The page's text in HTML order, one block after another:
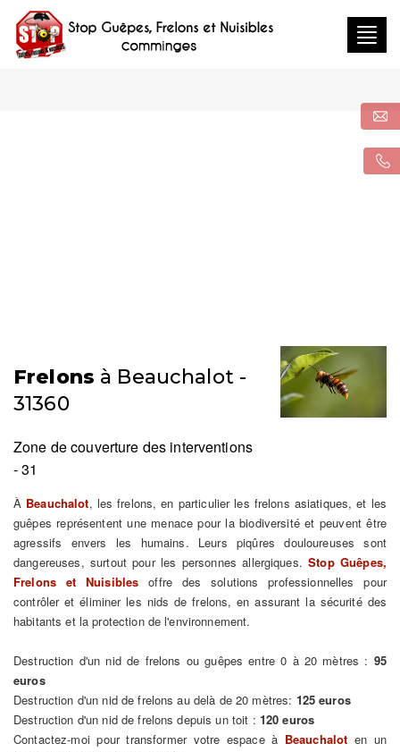
Frelons à Beauchalot -
31360
Zone de couverture des interventions
- 31
À Beauchalot, les frelons, en particulier les frelons asiatiques, et les
guêpes représentent une menace pour la biodiversité et peuvent être
agressifs envers les humains. Leurs piqûres douloureuses sont
dangereuses, surtout pour les personnes allergiques.Stop Guêpes,
Frelons et Nuisibles offre des solutions professionnelles pour
contrôler et éliminer les nids de frelons, en assurant la sécurité des
habitants et la protection de l'environnement.
Destruction d'un nid de frelons ou guêpes entre 0 à 20 mètres : 95
euros
Destruction d'un nid de frelons au delà de 20 mètres: 125 euros
Destruction d'un nid de frelons depuis un toit : 120 euros
Contactez-moi pour transformer votre espace à Beauchalot en un